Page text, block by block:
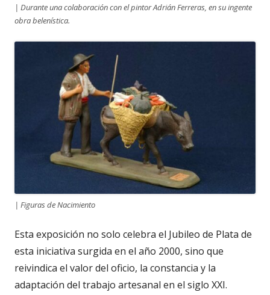
| Durante una colaboración con el pintor Adrián Ferreras, en su ingente
obra belenística.
| Figuras de Nacimiento
Esta exposición no solo celebra el Jubileo de Plata de
esta iniciativa surgida en el año 2000, sino que
reivindica el valor del oficio, la constancia y la
adaptación del trabajo artesanal en el siglo XXI.